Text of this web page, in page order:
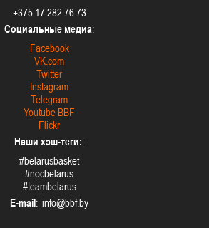
+375 17 282 76 73
Социальные медиа:
Facebook
VK.com
Twitter
Instagram
Telegram
Youtube BBF
Flickr
Наши хэш-теги::
#belarusbasket
#nocbelarus
#teambelarus
E-mail: